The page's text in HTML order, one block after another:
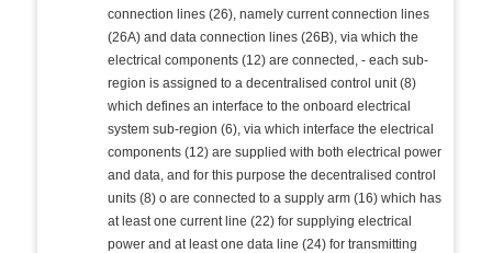
connection lines (26), namely current connection lines
(26A) and data connection lines (26B), via which the
electrical components (12) are connected, - each sub-
region is assigned to a decentralised control unit (8)
which defines an interface to the onboard electrical
system sub-region (6), via which interface the electrical
components (12) are supplied with both electrical power
and data, and for this purpose the decentralised control
units (8) o are connected to a supply arm (16) which has
at least one current line (22) for supplying electrical
power and at least one data line (24) for transmitting